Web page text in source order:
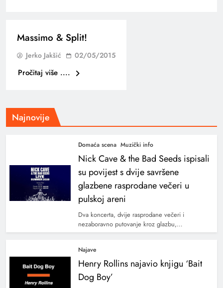
Massimo & Split!
Jerko Jakšić 02/05/2015
Pročitaj više ....
Najnovije
Domaća scena Muzički info
Nick Cave & the Bad Seeds ispisali
su povijest s dvije savršene
glazbene rasprodane večeri u
pulskoj areni
Dva koncerta, dvije rasprodane večeri i
nezaboravno putovanje kroz glazbu,…
Najave
Henry Rollins najavio knjigu ‘Bait
Dog Boy’